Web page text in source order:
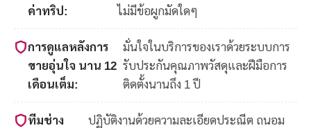
ค่าทริป:
ไม่มีข้อผูกมัดใดๆ
การดูแลหลังการ
ขายอุ่นใจ นาน 12
เดือนเต็ม:
มั่นใจในบริการของเราด้วยระบบการ
รับประกันคุณภาพวัสดุและฝีมือการ
ติดตั้งนานถึง 1 ปี
ทีมช่าง
ปฏิบัติงานด้วยความละเอียดประณีต ถนอม